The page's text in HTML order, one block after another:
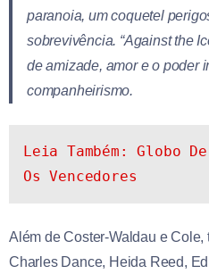
paranoia, um coquetel
sobrevivência. “Against the
de amizade, amor e o poder
companheirismo.
Leia Também: Globo
Os Vencedores
Além de Coster-Waldau e
Charles Dance, Heida Reed,